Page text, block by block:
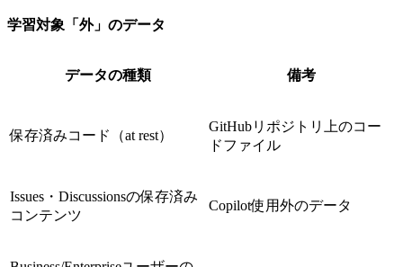
学習対象「外」のデータ
データの種類 備考
保存済みコード（at rest）
GitHubリポジトリ上のコー
ドファイル
Issues・Discussionsの保存済み
コンテンツ
Copilot使用外のデータ